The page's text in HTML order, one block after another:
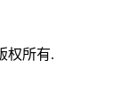
权所有.